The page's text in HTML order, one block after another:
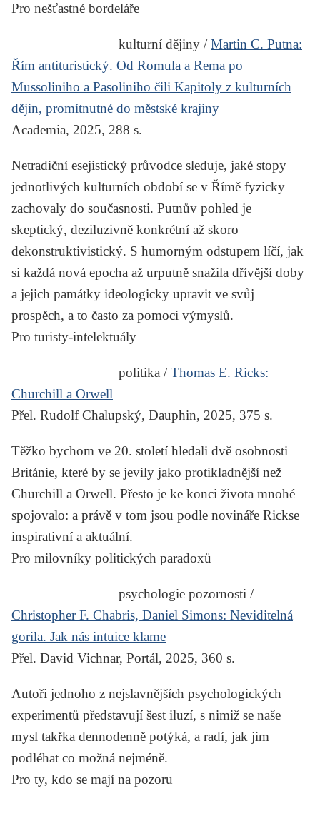
Pro nešťastné bordeláře
kulturní dějiny /Martin C. Putna:
Řím antituristický. Od Romula a Rema po
Mussoliniho a Pasoliniho čili Kapitoly z kulturních
dějin, promítnutné do městské krajiny
Academia, 2025, 288 s.
Netradiční esejistický průvodce sleduje, jaké stopy
jednotlivých kulturních období se v Římě fyzicky
zachovaly do současnosti. Putnův pohled je
skeptický, deziluzivně konkrétní až skoro
dekonstruktivistický. S humorným odstupem líčí, jak
si každá nová epocha až urputně snažila dřívější doby
a jejich památky ideologicky upravit ve svůj
prospěch, a to často za pomoci výmyslů.
Pro turisty-intelektuály
politika /Thomas E. Ricks:
Churchill a Orwell
Přel. Rudolf Chalupský, Dauphin, 2025, 375 s.
Těžko bychom ve 20. století hledali dvě osobnosti
Británie, které by se jevily jako protikladnější než
Churchill a Orwell. Přesto je ke konci života mnohé
spojovalo: a právě v tom jsou podle novináře Rickse
inspirativní a aktuální.
Pro milovníky politických paradoxů
psychologie pozornosti /
Christopher F. Chabris, Daniel Simons: Neviditelná
gorila. Jak nás intuice klame
Přel. David Vichnar, Portál, 2025, 360 s.
Autoři jednoho z nejslavnějších psychologických
experimentů představují šest iluzí, s nimiž se naše
mysl takřka dennodenně potýká, a radí, jak jim
podléhat co možná nejméně.
Pro ty, kdo se mají na pozoru